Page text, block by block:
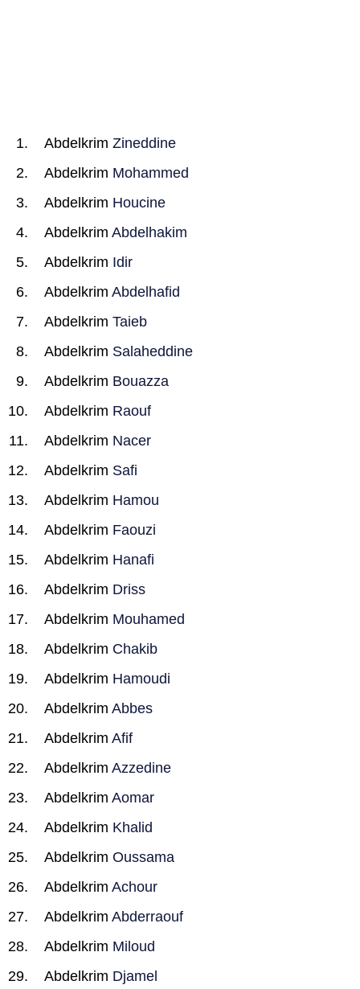
Abdelkrim Zineddine
Abdelkrim Mohammed
Abdelkrim Houcine
Abdelkrim Abdelhakim
Abdelkrim Idir
Abdelkrim Abdelhafid
Abdelkrim Taieb
Abdelkrim Salaheddine
Abdelkrim Bouazza
Abdelkrim Raouf
Abdelkrim Nacer
Abdelkrim Safi
Abdelkrim Hamou
Abdelkrim Faouzi
Abdelkrim Hanafi
Abdelkrim Driss
Abdelkrim Mouhamed
Abdelkrim Chakib
Abdelkrim Hamoudi
Abdelkrim Abbes
Abdelkrim Afif
Abdelkrim Azzedine
Abdelkrim Aomar
Abdelkrim Khalid
Abdelkrim Oussama
Abdelkrim Achour
Abdelkrim Abderraouf
Abdelkrim Miloud
Abdelkrim Djamel